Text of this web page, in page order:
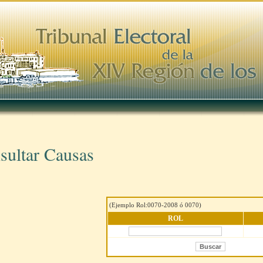
Causas
(Ejemplo Rol:0070-2008 ó 0070)
ROL